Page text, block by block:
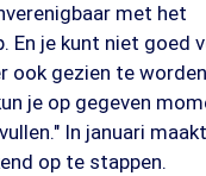
met het
En je kunt niet goed
ook gezien te
je op gegeven
In januari
op te stappen.